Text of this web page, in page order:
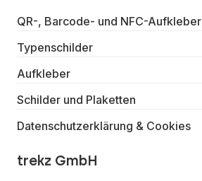
QR-, Barcode- und NFC-Aufkleber
Typenschilder
Aufkleber
Schilder und Plaketten
Datenschutzerklärung & Cookies
trekz GmbH